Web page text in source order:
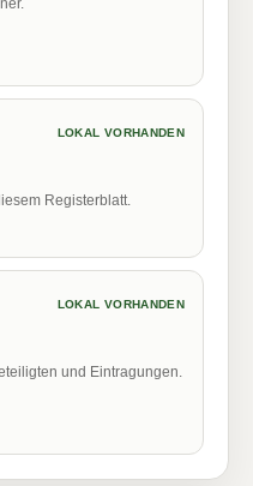
LOKAL VORHANDEN
Registerblatt.
LOKAL VORHANDEN
und Eintragungen.